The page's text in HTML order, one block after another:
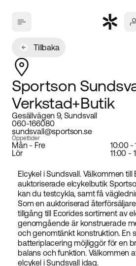
Tillbaka
Sportson
Verkstad+Butik
Gesällvägen 9, Sundsvall
060-166080
sundsvall@sportson.se
Öppettider
Mån - Fre
10:00 -
Lör
11:00 -
Elcykel i Sundsvall. Välkommen till
auktoriserade elcykelbutik
kan du testcykla, samt få
Som en auktoriserad
tillgång till Ecorides sortiment av
genomgående är konstruerade
och genomtänkt konstruktion. En
batteriplacering möjliggör för en
balans och funktion. Välkommen
elcykel i Sundsvall idag.